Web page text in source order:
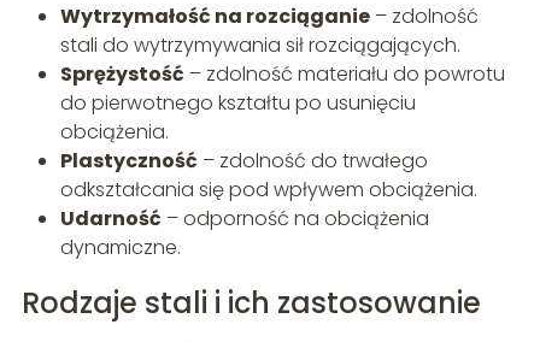
Wytrzymałość na rozciąganie– zdolność
stali do wytrzymywania sił rozciągających.
Sprężystość – zdolność materiału do powrotu
do pierwotnego kształtu po usunięciu
obciążenia.
Plastyczność – zdolność do trwałego
odkształcania się pod wpływem obciążenia.
Udarność – odporność na obciążenia
dynamiczne.
Rodzaje stali i ich zastosowanie